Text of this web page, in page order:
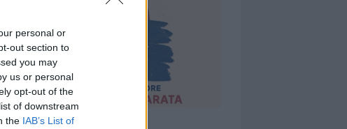
personal or
out section to
you may
us or personal
opt-out of the
of downstream
the IAB’s List of